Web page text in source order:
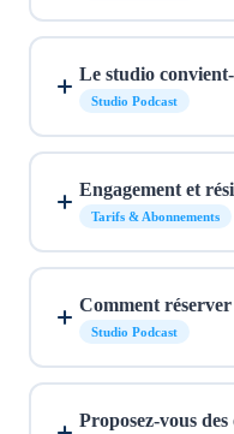
Le studio
Studio Podcast
Engagement et
Tarifs & Abonnements
Comment
Studio Podcast
Proposez-vous